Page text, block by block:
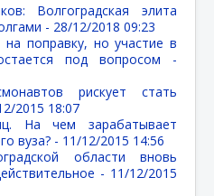
Волгоградская элита
- 28/12/2018 09:23
поправку, но участие в
под вопросом -
рискует стать
2015 18:07
На чем зарабатывает
вуза? - 11/12/2015 14:56
области вновь
- 11/12/2015